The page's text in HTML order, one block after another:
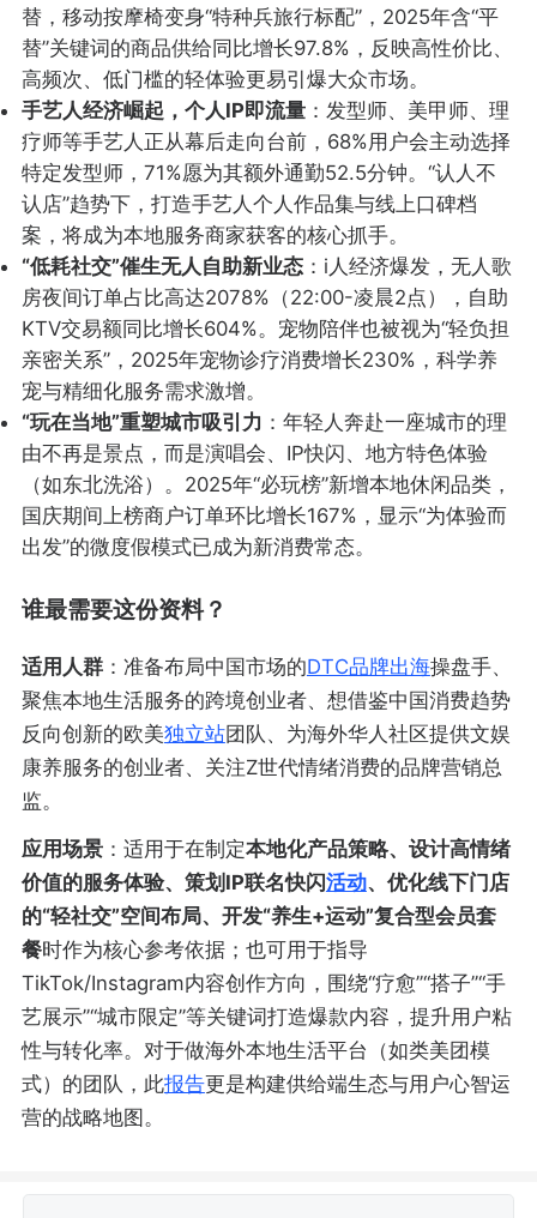
替，移动按摩椅变身“特种兵旅行标配”，2025年含“平
替”关键词的商品供给同比增长97.8%，反映高性价比、
高频次、低门槛的轻体验更易引爆大众市场。
手艺人经济崛起，个人IP即流量：发型师、美甲师、理
疗师等手艺人正从幕后走向台前，68%用户会主动选择
特定发型师，71%愿为其额外通勤52.5分钟。“认人不
认店”趋势下，打造手艺人个人作品集与线上口碑档
案，将成为本地服务商家获客的核心抓手。
“低耗社交”催生无人自助新业态：i人经济爆发，无人歌
房夜间订单占比高达2078%（22:00-凌晨2点），自助
KTV交易额同比增长604%。宠物陪伴也被视为“轻负担
亲密关系”，2025年宠物诊疗消费增长230%，科学养
宠与精细化服务需求激增。
“玩在当地”重塑城市吸引力 ：年轻人奔赴一座城市的理
由不再是景点，而是演唱会、IP快闪、地方特色体验
（如东北洗浴）。2025年“必玩榜”新增本地休闲品类，
国庆期间上榜商户订单环比增长167%，显示“为体验而
出发”的微度假模式已成为新消费常态。
谁最需要这份资料？
适用人群：准备布局中国市场的DTC品牌出海操盘手、
聚焦本地生活服务的跨境创业者、想借鉴中国消费趋势
反向创新的欧美独立站团队、为海外华人社区提供文娱
康养服务的创业者、关注Z世代情绪消费的品牌营销总
监。
应用场景：适用于在制定本地化产品策略、设计高情绪
价值的服务体验、策划IP联名快闪活动、优化线下门店
的“轻社交”空间布局、开发“养生+运动”复合型会员套
餐时作为核心参考依据；也可用于指导
TikTok/Instagram内容创作方向，围绕“疗愈”“搭子”“手
艺展示”“城市限定”等关键词打造爆款内容，提升用户粘
性与转化率。对于做海外本地生活平台（如类美团模
式）的团队，此报告更是构建供给端生态与用户心智运
营的战略地图。